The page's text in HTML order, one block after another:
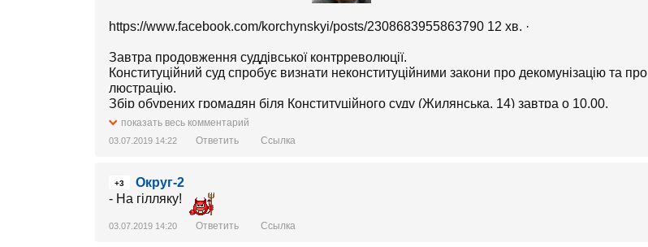
https://www.facebook.com/korchynskyi/posts/2308683955863790 12 хв. ·
Завтра продовження суддівської контрреволюції.
Конституційний суд спробує визнати неконституційними закони про декомунізацію та про
люстрацію.
Збір обурених громадян біля Конституційного суду (Жилянська, 14) завтра о 10.00.
--
показать весь комментарий
03.07.2019 14:22 Ответить Ссылка
+3
Округ-2
- На гілляку!
03.07.2019 14:20 Ответить Ссылка